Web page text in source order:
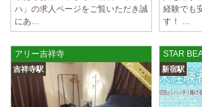
続くため、一緒に働いてくれるセラピストを大
2025/03/29[自由が丘駅]
LIVSPA (リブスパ) 自由が丘ルーム
当店の募集は嘘偽り等なく、記載通りにしっか
ていただきます。 とても働きやすいお店作り
2025/03/29 [川崎駅]
ハ」の求人ページをご覧いただき誠
にあ…
経験でも
す！ …
アリー吉祥寺
吉祥寺駅
STAR
新宿駅